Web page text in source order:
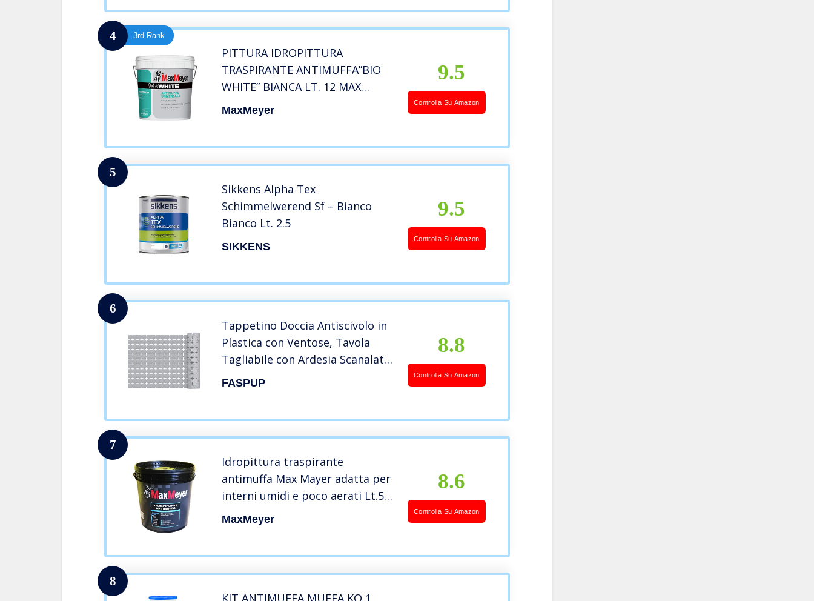
4 3rd Rank
PITTURA IDROPITTURA
TRASPIRANTE ANTIMUFFA”BIO
WHITE” BIANCA LT. 12 MAX
MEYER
MaxMeyer
9.5
Controlla Su Amazon
5
Sikkens Alpha Tex
Schimmelwerend Sf – Bianco
Bianco Lt. 2.5
SIKKENS
9.5
Controlla Su Amazon
6
Tappetino Doccia Antiscivolo in
Plastica con Ventose, Tavola
Tagliabile con Ardesia Scanalata
a Drenaggio Rapido per Bagno
FASPUP
8.8
Controlla Su Amazon
7
Idropittura traspirante
antimuffa Max Mayer adatta per
interni umidi e poco aerati Lt.5,
prodotto professionale, ottima
MaxMeyer
8.6
Controlla Su Amazon
8
KIT ANTIMUFFA MUFFA KO 1